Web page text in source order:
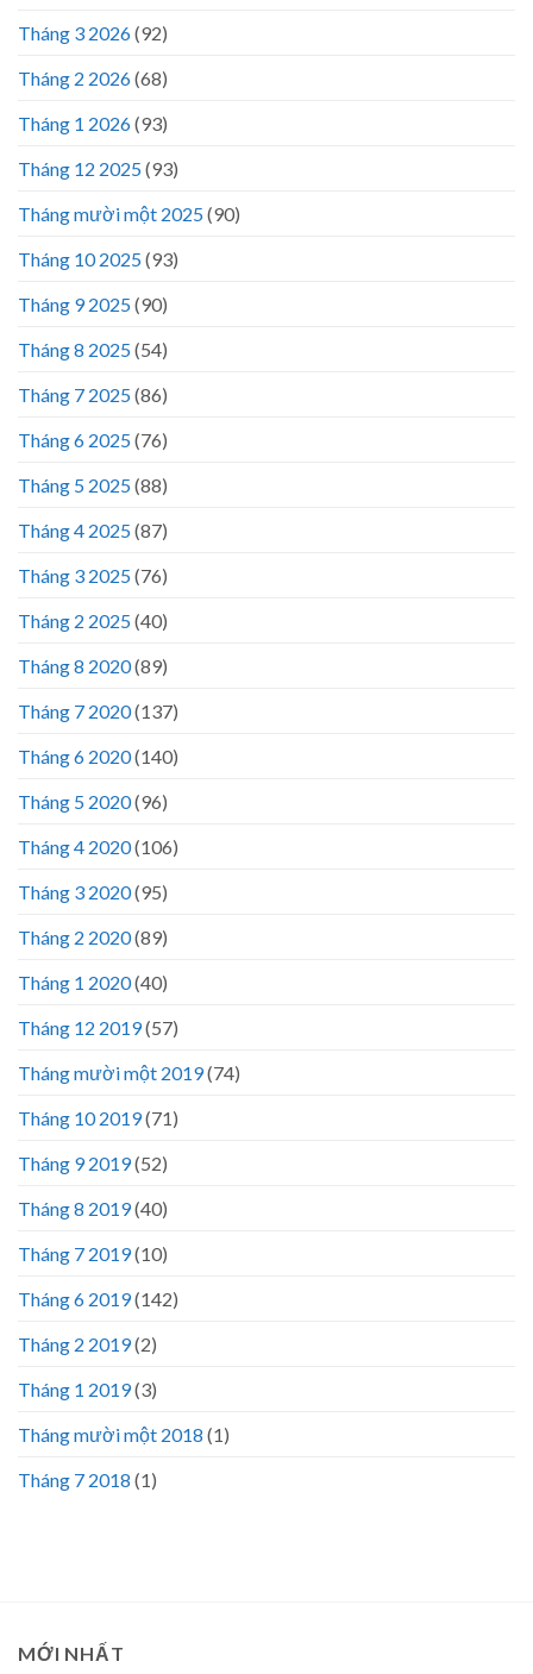
Tháng 3 2026(92)
Tháng 2 2026(68)
Tháng 1 2026(93)
Tháng 12 2025(93)
Tháng mười một 2025(90)
Tháng 10 2025(93)
Tháng 9 2025(90)
Tháng 8 2025(54)
Tháng 7 2025(86)
Tháng 6 2025(76)
Tháng 5 2025(88)
Tháng 4 2025(87)
Tháng 3 2025(76)
Tháng 2 2025(40)
Tháng 8 2020(89)
Tháng 7 2020(137)
Tháng 6 2020(140)
Tháng 5 2020(96)
Tháng 4 2020(106)
Tháng 3 2020(95)
Tháng 2 2020(89)
Tháng 1 2020(40)
Tháng 12 2019(57)
Tháng mười một 2019(74)
Tháng 10 2019(71)
Tháng 9 2019(52)
Tháng 8 2019(40)
Tháng 7 2019(10)
Tháng 6 2019(142)
Tháng 2 2019(2)
Tháng 1 2019(3)
Tháng mười một 2018 (1)
Tháng 7 2018 (1)
MỚI NHẤT